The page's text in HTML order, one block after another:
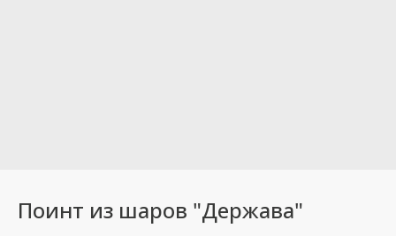
Поинт из шаров "Держава"